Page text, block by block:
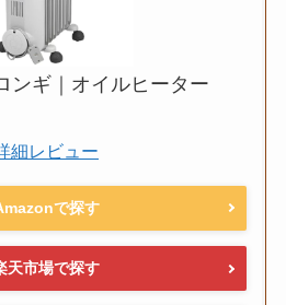
ンギ｜オイルヒーター
細レビュー
で探す
天市場で探す